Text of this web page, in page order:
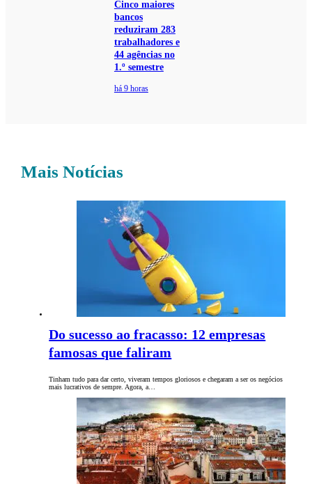
Cinco maiores
bancos
reduziram 283
trabalhadores e
44 agências no
1.º semestre
há 9 horas
Mais Notícias
Do sucesso ao fracasso: 12 empresas
famosas que faliram
Tinham tudo para dar certo, viveram tempos gloriosos e chegaram a ser os negócios
mais lucrativos de sempre. Agora, a…